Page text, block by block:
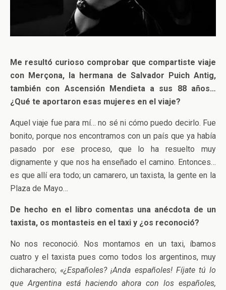
Me resultó curioso comprobar que compartiste viaje
con Merçona, la hermana de Salvador Puich Antig,
también con Ascensión Mendieta a sus 88 años…
¿Qué te aportaron esas mujeres en el viaje?
Aquel viaje fue para mí… no sé ni cómo puedo decirlo. Fue
bonito, porque nos encontramos con un país que ya había
pasado por ese proceso, que lo ha resuelto muy
dignamente y que nos ha enseñado el camino. Entonces…
es que allí era todo; un camarero, un taxista, la gente en la
Plaza de Mayo…
De hecho en el libro comentas una anécdota de un
taxista, os montasteis en el taxi y ¿os reconoció?
No nos reconoció. Nos montamos en un taxi, íbamos
cuatro y el taxista pues como todos los argentinos, muy
dicharachero; «¿Españoles? ¡Anda españoles! Fíjate tú lo
que Argentina está haciendo ahora con los españoles,